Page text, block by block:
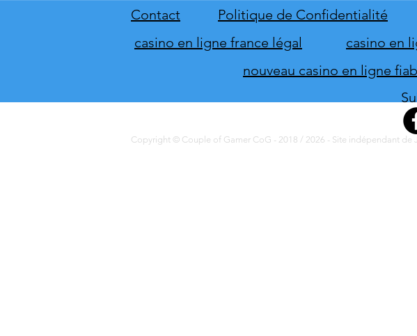
Contact Politique de Confidentialité
casino en ligne france légal
casino en
nouveau casino en ligne
Copyright © Couple of Gamer CoG - 2018 / 2026 - Site indépendant de